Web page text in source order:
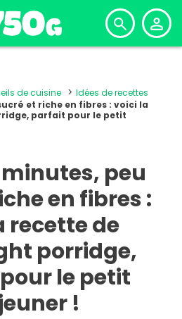
de cuisine
Idées de recettes
et riche en fibres : voici la
parfait pour le petit
minutes, peu
en fibres :
recette de
porridge,
le petit
!